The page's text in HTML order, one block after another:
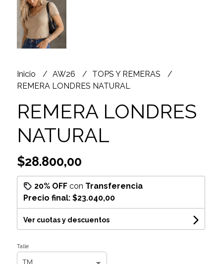
Inicio AW26
TOPS Y REMERAS
REMERA LONDRES NATURAL
REMERA LONDRES
NATURAL
$28.800,00
20% OFFcon Transferencia
Precio final: $23.040,00
Ver cuotas y descuentos
Talle